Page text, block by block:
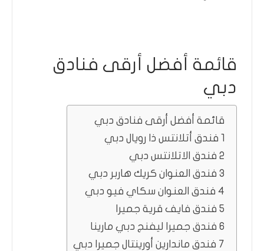
قائمة أفضل أرقى فنادق
دبي
قائمة أفضل أرقى فنادق دبي
1 فندق أتلانتس ذا رويال دبي
2 فندق الاتلانتس دبي
3 فندق العنوان كريك هاربر دبي
4 فندق العنوان سكاي فيو دبي
5 فندق فايف قرية جميرا
6 فندق جميرا ليفنج دبي مارينا
7 فندق ماندارين أورينتال جميرا دبي